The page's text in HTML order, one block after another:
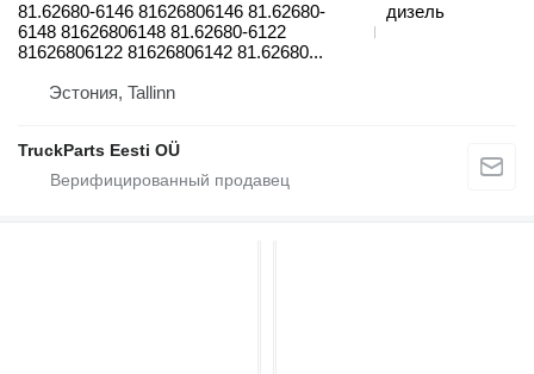
81.62680-6146 81626806146 81.62680-
6148 81626806148 81.62680-6122
81626806122 81626806142 81.62680...
дизель
Эстония, Tallinn
TruckParts Eesti OÜ